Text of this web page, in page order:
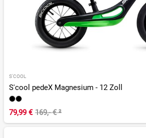
S'COOL
S'cool pedeX Magnesium - 12 Zoll
79,99 € 169,- €²